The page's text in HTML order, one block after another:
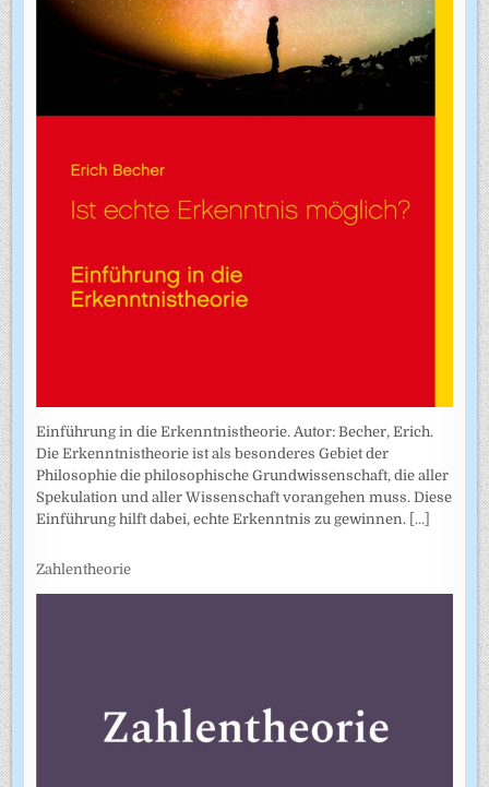
Einführung in die Erkenntnistheorie. Autor: Becher, Erich.
Die Erkenntnistheorie ist als besonderes Gebiet der
Philosophie die philosophische Grundwissenschaft, die aller
Spekulation und aller Wissenschaft vorangehen muss. Diese
Einführung hilft dabei, echte Erkenntnis zu gewinnen. [...]
Zahlentheorie